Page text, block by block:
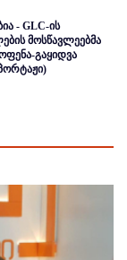
- GLC-ის
მოსწავლეებმა
გაყიდვა